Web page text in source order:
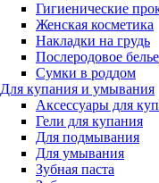
Гигиенические
Женская косметика
Накладки на грудь
Послеродовое белье
Сумки в роддом
Для купания и умывания
Аксессуары для
Гели для купания
Для подмывания
Для умывания
Зубная паста